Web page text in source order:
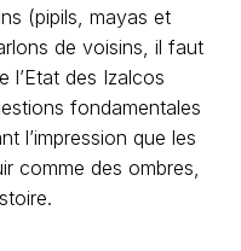
(pipils, mayas et
de voisins, il faut
l’Etat des Izalcos
fondamentales
l’impression que les
comme des ombres,